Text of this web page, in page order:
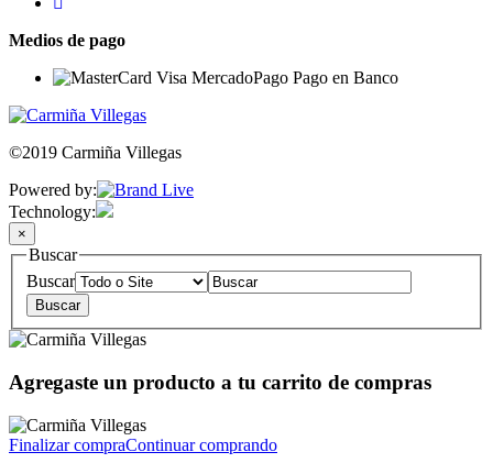
Medios de pago
©2019 Carmiña Villegas
Powered by:
Technology:
×
Buscar
Buscar
Agregaste un producto a tu carrito de compras
Finalizar compraContinuar comprando